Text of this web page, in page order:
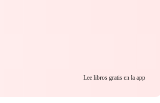
Lee libros gratis en la app